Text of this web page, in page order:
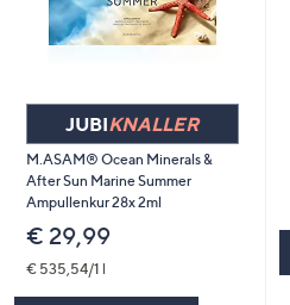
JUBIKNALLER
M.ASAM® Ocean Minerals &
After Sun Marine Summer
Ampullenkur 28x 2ml
€ 29,99
€ 535,54/1 l